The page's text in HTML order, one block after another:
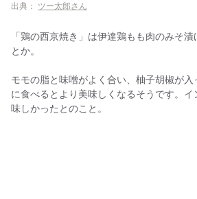
出典： ツー太郎さん
「鶏の西京焼き」は伊達鶏もも肉のみそ
とか。
モモの脂と味噌がよく合い、柚子胡椒が
に食べるとより美味しくなるそうです。
味しかったとのこと。